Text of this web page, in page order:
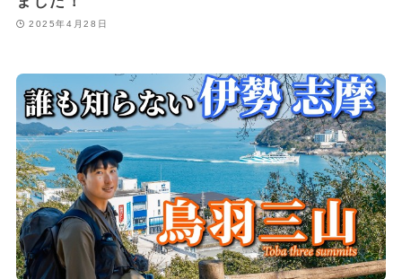
2025年4月28日